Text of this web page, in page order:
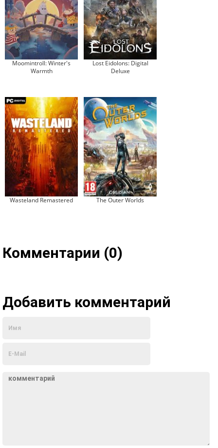
Moomintroll: Winter's
Warmth
Lost Eidolons: Digital
Deluxe
Wasteland Remastered The Outer Worlds
Комментарии (0)
Добавить комментарий